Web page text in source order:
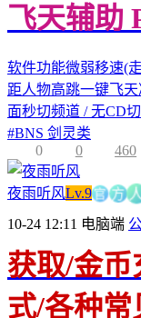
飞天辅助
软件功能微弱移速(
距人物高跳一键飞
面秒切频道 / 无CD
#BNS 剑灵类
0
0 460
夜雨听风Lv.9官方
10-24 12:11 电脑端
获取/金
式/各种常